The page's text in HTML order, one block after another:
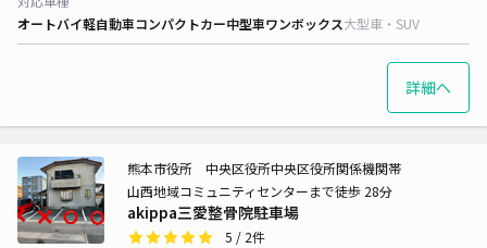
オートバイ軽自動車コンパクトカー中型車ワンボックス大型車・SUV
詳細へ
akippa三愛整骨院駐車場
熊本市役所 中央区役所中央区役所関係機関帯
山西地域コミュニティセンターまで徒歩 28分
5 / 2件